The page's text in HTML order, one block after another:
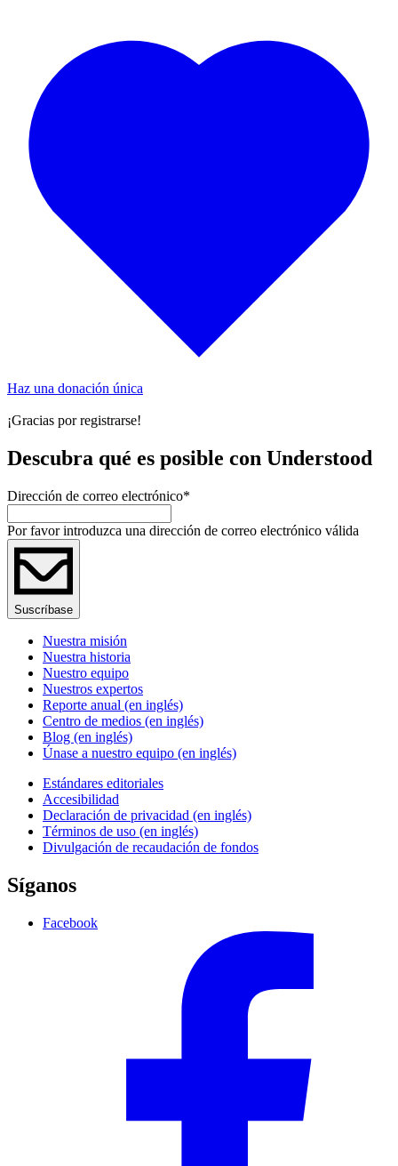
Haz una donación única
¡Gracias por registrarse!
Descubra qué es posible con Understood
Dirección de correo electrónico*
Por favor introduzca una dirección de correo electrónico válida
Suscríbase
Nuestra misión
Nuestra historia
Nuestro equipo
Nuestros expertos
Reporte anual (en inglés)
Centro de medios (en inglés)
Blog (en inglés)
Únase a nuestro equipo (en inglés)
Estándares editoriales
Accesibilidad
Declaración de privacidad (en inglés)
Términos de uso (en inglés)
Divulgación de recaudación de fondos
Síganos
Facebook